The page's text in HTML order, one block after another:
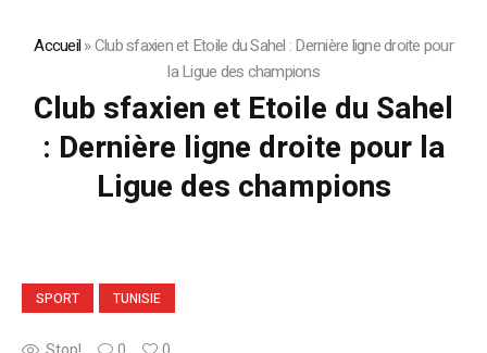
Accueil»Club sfaxien et Etoile du Sahel : Dernière ligne droite pour
la Ligue des champions
Club sfaxien et Etoile du Sahel
: Dernière ligne droite pour la
Ligue des champions
SPORT TUNISIE